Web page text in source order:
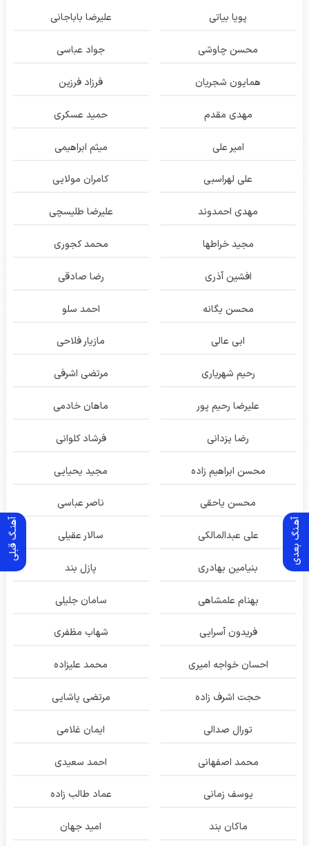
آهنـگ قبلی آهـنگ بعدی
پویا بیاتی علیرضا باباجانی
محسن چاوشی جواد عباسی
همایون شجریان فرزاد فرزین
مهدی مقدم حمید عسکری
امیر علی میثم ابراهیمی
علی لهراسبی کامران مولایی
مهدی احمدوند علیرضا طلیسچی
مجید خراطها محمد کجوری
افشین آذری رضا صادقی
محسن یگانه احمد سلو
ابی عالی مازیار فلاحی
رحیم شهریاری مرتضی اشرفی
علیرضا رحیم پور ماهان خادمی
رضا یزدانی فرشاد کلوانی
محسن ابراهیم زاده مجید یحیایی
محسن یاحقی ناصر عباسی
علی عبدالمالکی سالار عقیلی
بنیامین بهادری پازل بند
بهنام علمشاهی سامان جلیلی
فریدون آسرایی شهاب مظفری
احسان خواجه امیری محمد علیزاده
حجت اشرف زاده مرتضی پاشایی
تورال صدالی ایمان غلامی
محمد اصفهانی احمد سعیدی
یوسف زمانی عماد طالب زاده
ماکان بند امید جهان